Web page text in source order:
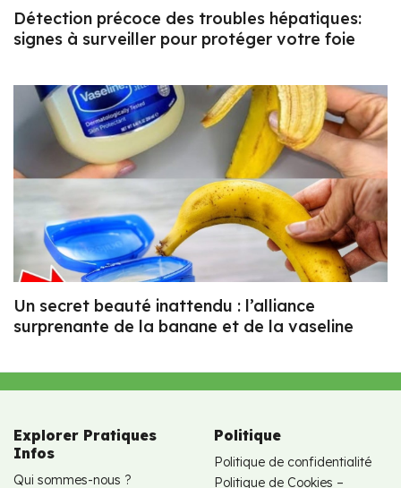
Détection précoce des troubles hépatiques:
signes à surveiller pour protéger votre foie
Un secret beauté inattendu : l’alliance
surprenante de la banane et de la vaseline
Explorer Pratiques
Infos
Qui sommes-nous ?
Politique
Politique de confidentialité
Politique de Cookies –